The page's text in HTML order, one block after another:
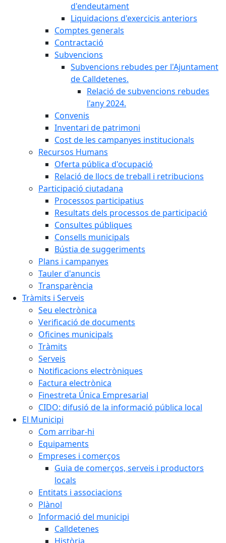
d'endeutament
Liquidacions d'exercicis anteriors
Comptes generals
Contractació
Subvencions
Subvencions rebudes per l'Ajuntament
de Calldetenes.
Relació de subvencions rebudes
l'any 2024.
Convenis
Inventari de patrimoni
Cost de les campanyes institucionals
Recursos Humans
Oferta pública d'ocupació
Relació de llocs de treball i retribucions
Participació ciutadana
Processos participatius
Resultats dels processos de participació
Consultes públiques
Consells municipals
Bústia de suggeriments
Plans i campanyes
Tauler d'anuncis
Transparència
Tràmits i Serveis
Seu electrònica
Verificació de documents
Oficines municipals
Tràmits
Serveis
Notificacions electròniques
Factura electrònica
Finestreta Única Empresarial
CIDO: difusió de la informació pública local
El Municipi
Com arribar-hi
Equipaments
Empreses i comerços
Guia de comerços, serveis i productors
locals
Entitats i associacions
Plànol
Informació del municipi
Calldetenes